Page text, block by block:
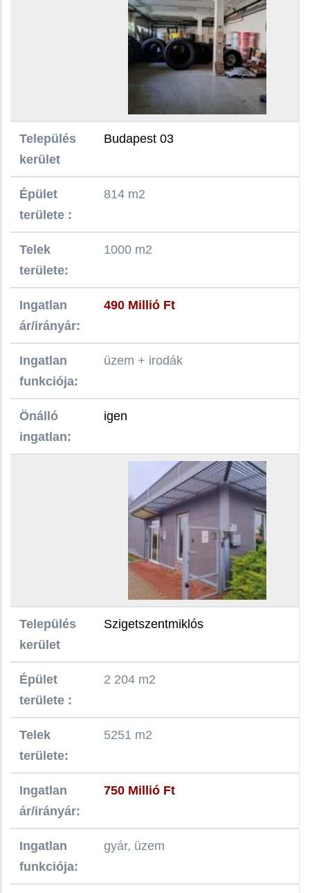
Település
kerület
Budapest 03
Épület
területe :
814 m2
Telek
területe:
1000 m2
Ingatlan
ár/irányár:
490 Millió Ft
Ingatlan
funkciója:
üzem + irodák
Önálló
ingatlan:
igen
Település
kerület
Szigetszentmiklós
Épület
területe :
2 204 m2
Telek
területe:
5251 m2
Ingatlan
ár/irányár:
750 Millió Ft
Ingatlan
funkciója:
gyár, üzem